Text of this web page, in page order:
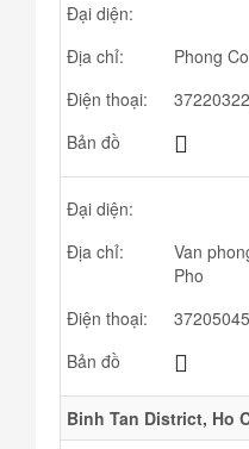
Đại diện:
Địa chỉ:
Phong
Điện thoại:
Bản đồ
Đại diện:
Địa chỉ:
Van
Pho
Điện thoại:
37205045
Bản đồ
Binh Tan District, Ho